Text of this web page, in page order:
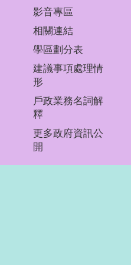
影音專區
相關連結
學區劃分表
建議事項處理情
形
戶政業務名詞解
釋
更多政府資訊公
開